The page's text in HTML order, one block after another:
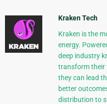
Kraken Tech
Kraken is the
energy.
deep industry
transform their
they can lead
better
distribution to